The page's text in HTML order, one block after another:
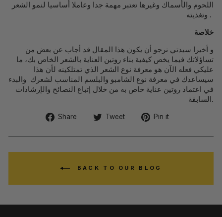
اللحوم والأسماك وغيرها تعتبر مهمة جدا وعاملا أساسيا لنمو الشعر
وتغذيته .
خلاصة
و أخيرا سيدتي نرجو أن يكون هذا المقال قد أجاب عن بعض من
تساؤلاتك فيما يخص كيفية بناء روتين العناية بالشعر الخاص بك، ما
عليكي فعله الآن هو معرفة نوع الشعر الذي تمتلكينه لأن هذا
سيساعدك في معرفة نوع الشامبو والبلسم المناسب لشعرك والبدء
في اعتماد روتين عناية خاص به من خلال إتباع النصائح والإرشادات
السابقة.
Share
Share
Facebook
Tweet
Tweet
Twitter
Pin it
Pinterest
BACK TO OUR BLOG